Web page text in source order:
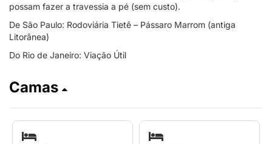
possam fazer a travessia a pé (sem custo).
De São Paulo: Rodoviária Tietê – Pássaro Marrom (antiga
Litorânea)
Do Rio de Janeiro: Viação Útil
Camas